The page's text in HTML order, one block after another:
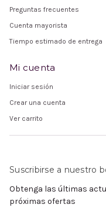
Preguntas frecuentes
Cuenta mayorista
Tiempo estimado de entrega
Mi cuenta
Iniciar sesión
Crear una cuenta
Ver carrito
Suscribirse a nuestro
Obtenga las últimas
próximas ofertas